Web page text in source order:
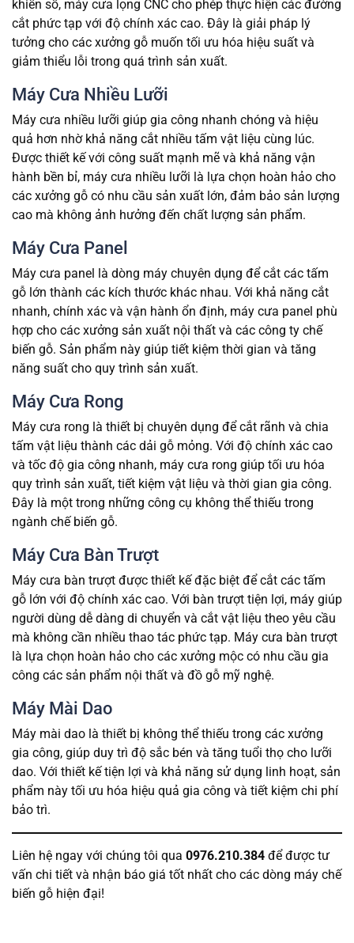
khiển số, máy cưa lọng CNC cho phép thực hiện các đường
cắt phức tạp với độ chính xác cao. Đây là giải pháp lý
tưởng cho các xưởng gỗ muốn tối ưu hóa hiệu suất và
giảm thiểu lỗi trong quá trình sản xuất.
Máy Cưa Nhiều Lưỡi
Máy cưa nhiều lưỡi giúp gia công nhanh chóng và hiệu
quả hơn nhờ khả năng cắt nhiều tấm vật liệu cùng lúc.
Được thiết kế với công suất mạnh mẽ và khả năng vận
hành bền bỉ, máy cưa nhiều lưỡi là lựa chọn hoàn hảo cho
các xưởng gỗ có nhu cầu sản xuất lớn, đảm bảo sản lượng
cao mà không ảnh hưởng đến chất lượng sản phẩm.
Máy Cưa Panel
Máy cưa panel là dòng máy chuyên dụng để cắt các tấm
gỗ lớn thành các kích thước khác nhau. Với khả năng cắt
nhanh, chính xác và vận hành ổn định, máy cưa panel phù
hợp cho các xưởng sản xuất nội thất và các công ty chế
biến gỗ. Sản phẩm này giúp tiết kiệm thời gian và tăng
năng suất cho quy trình sản xuất.
Máy Cưa Rong
Máy cưa rong là thiết bị chuyên dụng để cắt rãnh và chia
tấm vật liệu thành các dải gỗ mỏng. Với độ chính xác cao
và tốc độ gia công nhanh, máy cưa rong giúp tối ưu hóa
quy trình sản xuất, tiết kiệm vật liệu và thời gian gia công.
Đây là một trong những công cụ không thể thiếu trong
ngành chế biến gỗ.
Máy Cưa Bàn Trượt
Máy cưa bàn trượt được thiết kế đặc biệt để cắt các tấm
gỗ lớn với độ chính xác cao. Với bàn trượt tiện lợi, máy giúp
người dùng dễ dàng di chuyển và cắt vật liệu theo yêu cầu
mà không cần nhiều thao tác phức tạp. Máy cưa bàn trượt
là lựa chọn hoàn hảo cho các xưởng mộc có nhu cầu gia
công các sản phẩm nội thất và đồ gỗ mỹ nghệ.
Máy Mài Dao
Máy mài dao là thiết bị không thể thiếu trong các xưởng
gia công, giúp duy trì độ sắc bén và tăng tuổi thọ cho lưỡi
dao. Với thiết kế tiện lợi và khả năng sử dụng linh hoạt, sản
phẩm này tối ưu hóa hiệu quả gia công và tiết kiệm chi phí
bảo trì.
Liên hệ ngay với chúng tôi qua 0976.210.384 để được tư
vấn chi tiết và nhận báo giá tốt nhất cho các dòng máy chế
biến gỗ hiện đại!